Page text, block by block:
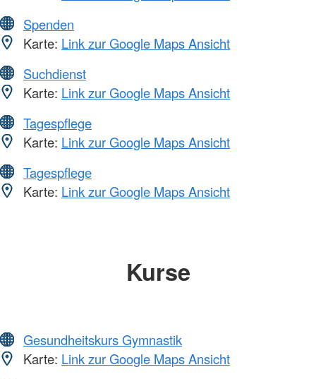
Spenden
Karte: Link zur Google Maps Ansicht
Suchdienst
Karte: Link zur Google Maps Ansicht
Tagespflege
Karte: Link zur Google Maps Ansicht
Tagespflege
Karte: Link zur Google Maps Ansicht
Kurse
Gesundheitskurs Gymnastik
Karte: Link zur Google Maps Ansicht